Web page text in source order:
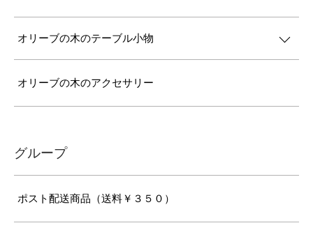
オリーブの木のテーブル小物
オリーブの木のアクセサリー
グループ
ポスト配送商品（送料￥３５０）